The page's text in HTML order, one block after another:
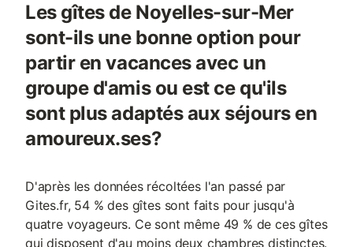
Les gîtes de Noyelles-sur-Mer
sont-ils une bonne option pour
partir en vacances avec un
groupe d'amis ou est ce qu'ils
sont plus adaptés aux séjours en
amoureux.ses?
D'après les données récoltées l'an passé par
Gites.fr, 54 % des gîtes sont faits pour jusqu'à
quatre voyageurs. Ce sont même 49 % de ces gîtes
qui disposent d'au moins deux chambres distinctes.